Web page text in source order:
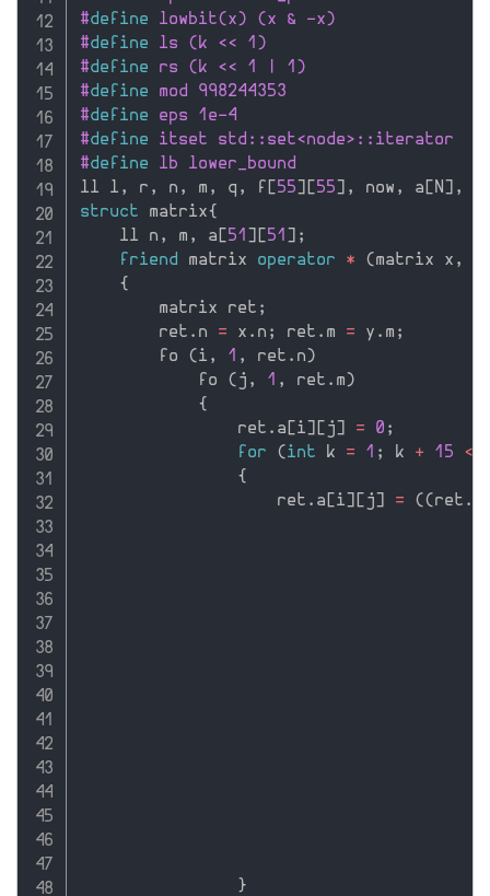
#define lowbit(x) (x & -x)
#define ls (k << 1)
#define rs (k << 1 | 1)
#define mod 998244353
#define eps 1e-4
#define itset std::set<node>::iterator
#define lb lower_bound
ll l , r , n , m , q , f 55 55 , now , a N ,
struct matrix{
    ll n
, m , a 51 51
;
friend
matrix operator * ( matrix x ,
{
        matrix ret
;
        ret
. n = x . n ; ret . m = y . m ;
        fo
( i , 1 , ret . n )
            fo
( j , 1 , ret . m )
{
                ret
. a i j = 0 ;
for
( int k = 1 ; k + 15 <=
{
                    ret
. a i j = ( ( ret .
}